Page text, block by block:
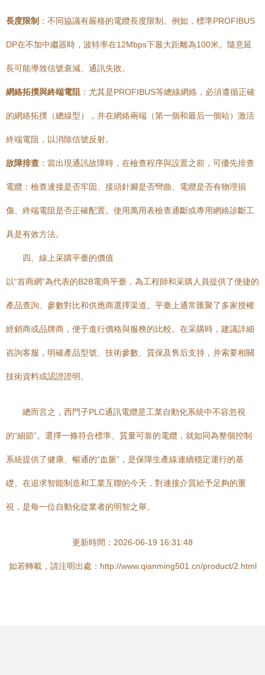
長度限制 ：不同協議有嚴格的電纜長度限制。例如，標準PROFIBUS
DP在不加中繼器時，波特率在12Mbps下最大距離為100米。隨意延
長可能導致信號衰減、通訊失敗。
網絡拓撲與終端電阻 ：尤其是PROFIBUS等總線網絡，必須遵循正確
的網絡拓撲（總線型），并在網絡兩端（第一個和最后一個站）激活
終端電阻，以消除信號反射。
故障排查 ：當出現通訊故障時，在檢查程序與設置之前，可優先排查
電纜：檢查連接是否牢固、接頭針腳是否彎曲、電纜是否有物理損
傷、終端電阻是否正確配置。使用萬用表檢查通斷或專用網絡診斷工
具是有效方法。
四、線上采購平臺的價值
以“首商網”為代表的B2B電商平臺，為工程師和采購人員提供了便捷的
產品查詢、參數對比和供應商選擇渠道。平臺上通常匯聚了多家授權
經銷商或品牌商，便于進行價格與服務的比較。在采購時，建議詳細
咨詢客服，明確產品型號、技術參數、質保及售后支持，并索要相關
技術資料或認證證明。
總而言之，西門子PLC通訊電纜是工業自動化系統中不容忽視
的“細節”。選擇一條符合標準、質量可靠的電纜，就如同為整個控制
系統提供了健康、暢通的“血脈”，是保障生產線連續穩定運行的基
礎。在追求智能制造和工業互聯的今天，對連接介質給予足夠的重
視，是每一位自動化從業者的明智之舉。
更新時間：2026-06-19 16:31:48
如若轉載，請注明出處：http://www.qianming501.cn/product/2.html